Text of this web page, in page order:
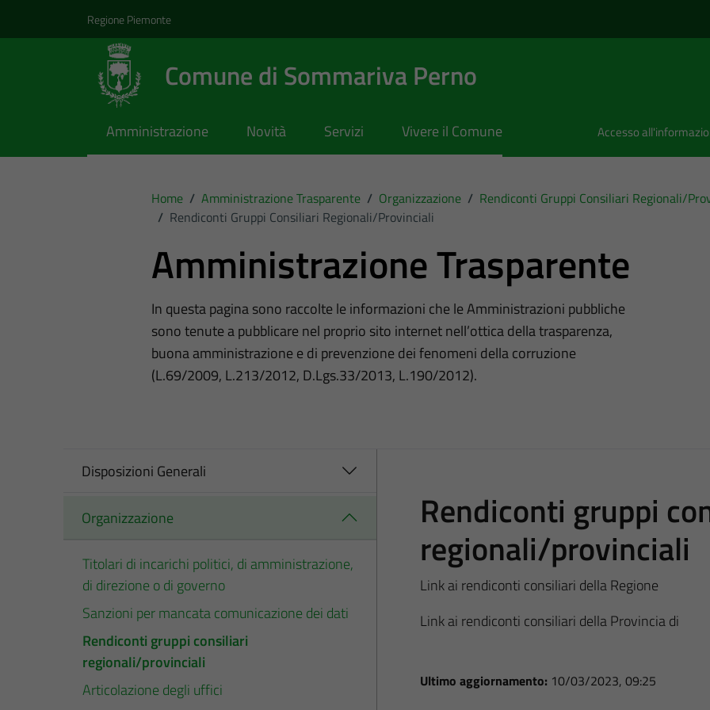
Regione Piemonte
Comune di Sommariva Perno
Amministrazione Novità Servizi Vivere il Comune Accesso
Home / Amministrazione Trasparente / Organizzazione / Rendiconti Gruppi Consiliari Regionali/
/ Rendiconti Gruppi Consiliari Regionali/provinciali
Amministrazione Trasparente
In questa pagina sono raccolte le informazioni che le Amministrazioni pubbliche
sono tenute a pubblicare nel proprio sito internet nell’ottica della trasparenza,
buona amministrazione e di prevenzione dei fenomeni della corruzione
(L.69/2009, L.213/2012, D.Lgs.33/2013, L.190/2012).
Disposizioni Generali
Organizzazione
Titolari di incarichi politici, di amministrazione,
di direzione o di governo
Sanzioni per mancata comunicazione dei dati
Rendiconti gruppi consiliari
regionali/provinciali
Articolazione degli uffici
Rendiconti gruppi
regionali/provinciali
Link ai rendiconti consiliari della Regione
Link ai rendiconti consiliari della Provincia di
Ultimo aggiornamento: 10/03/2023, 09:25